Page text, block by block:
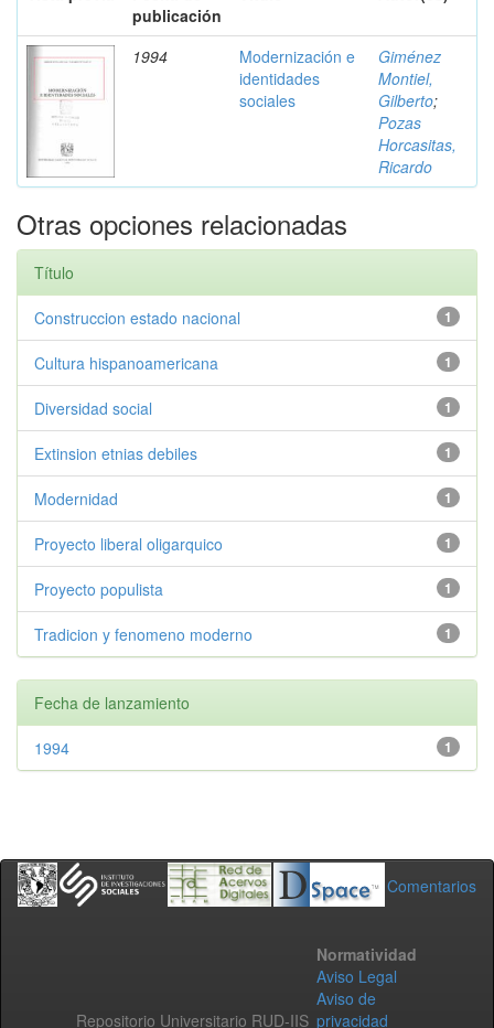
publicación
1994
Modernización e
identidades
sociales
Giménez
Montiel,
Gilberto;
Pozas
Horcasitas,
Ricardo
Otras opciones relacionadas
Título
1
Construccion estado nacional
1
Cultura hispanoamericana
1
Diversidad social
1
Extinsion etnias debiles
1
Modernidad
1
Proyecto liberal oligarquico
1
Proyecto populista
1
Tradicion y fenomeno moderno
Fecha de lanzamiento
1
1994
Comentarios
Repositorio Universitario RUD-IIS
Normatividad
Aviso Legal
Aviso de
privacidad